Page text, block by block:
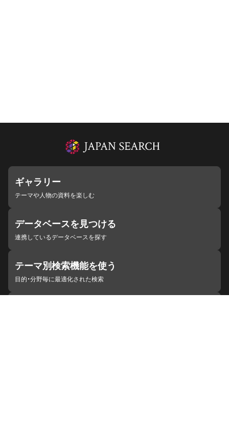
ギャラリー
テーマや人物の資料を楽しむ
データベースを見つける
連携しているデータベースを探す
テーマ別検索機能を使う
目的・分野毎に最適化された検索